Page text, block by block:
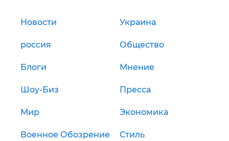
Новости Украина
россия Общество
Блоги Мнение
Шоу-Биз Пресса
Мир Экономика
Военное Обозрение Стиль